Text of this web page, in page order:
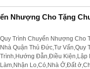
Nhượng Cho Tặng
Quy Trình Chuyển Nhượng Cho
Nhà Quận Thủ Đức,Tư Vấn,Quy
Trình,Hướng Đẫn,Điều Kiện,Lập
Làm,Nhận Lo,Có,Nhà Ở,Đất